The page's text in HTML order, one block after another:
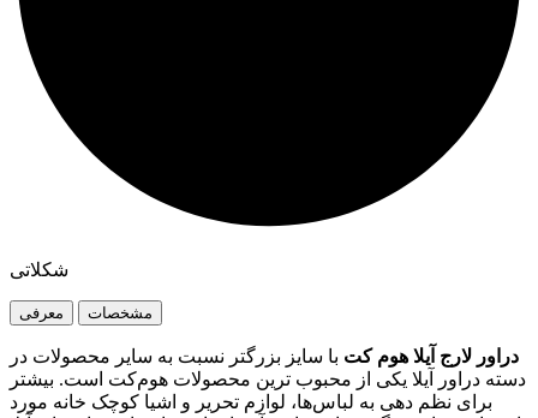
شکلاتی
معرفی مشخصات
دراور لارج آیلا هوم کت با سایز بزرگتر نسبت به سایر محصولات در
دسته دراور آیلا یکی از محبوب ترین محصولات هوم‌کت است. بیشتر
برای نظم دهی به لباس‌ها، لوازم تحریر و اشیا کوچک خانه مورد